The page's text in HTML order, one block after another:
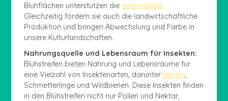
Blühflächen unterstützen dieArtenvielfalt.
Gleichzeitig fördern sie auch die landwirtschaftliche
Produktion und bringen Abwechslung und Farbe in
unsere Kulturlandschaften.
Nahrungsquelle und Lebensraum für Insekten:
Blühstreifen bieten Nahrung und Lebensräume für
eine Vielzahl von Insektenarten, darunter Bienen
Schmetterlinge und Wildbienen. Diese Insekten finden
in den Blühstreifen nicht nur Pollen und Nektar,